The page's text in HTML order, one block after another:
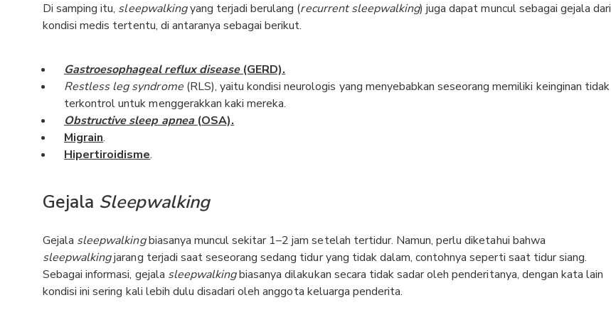
Di samping itu, sleepwalkingyang terjadi berulang (recurrent sleepwalking) juga dapat muncul sebagai gejala dari
kondisi medis tertentu, di antaranya sebagai berikut.
Gastroesophageal reflux disease (GERD).
Restless leg syndrome(RLS), yaitu kondisi neurologis yang menyebabkan seseorang memiliki keinginan tidak
terkontrol untuk menggerakkan kaki mereka.
Obstructive sleep apnea (OSA).
Migrain.
Hipertiroidisme.
Gejala Sleepwalking
Gejala sleepwalkingbiasanya muncul sekitar 1–2 jam setelah tertidur. Namun, perlu diketahui bahwa
sleepwalkingjarang terjadi saat seseorang sedang tidur yang tidak dalam, contohnya seperti saat tidur siang.
Sebagai informasi, gejala sleepwalkingbiasanya dilakukan secara tidak sadar oleh penderitanya, dengan kata lain
kondisi ini sering kali lebih dulu disadari oleh anggota keluarga penderita.